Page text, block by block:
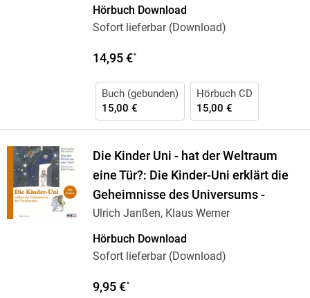
Hörbuch Download
Sofort lieferbar (Download)
14,95 €*
Buch (gebunden)
15,00 €
Hörbuch CD
15,00 €
Die Kinder Uni - hat der Weltraum
eine Tür?: Die Kinder-Uni erklärt die
Geheimnisse des Universums -
Ulrich Janßen, Klaus Werner
Hörbuch Download
Sofort lieferbar (Download)
9,95 €*